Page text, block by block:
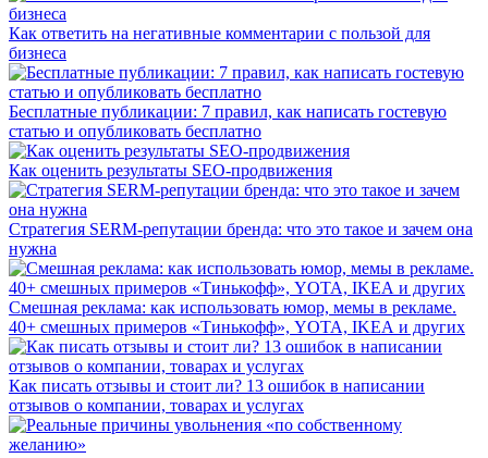
Как ответить на негативные комментарии с пользой для
бизнеса
Бесплатные публикации: 7 правил, как написать гостевую
статью и опубликовать бесплатно
Как оценить результаты SEO-продвижения
Стратегия SERM-репутации бренда: что это такое и зачем она
нужна
Смешная реклама: как использовать юмор, мемы в рекламе.
40+ смешных примеров «Тинькофф», YOTA, IKEA и других
Как писать отзывы и стоит ли? 13 ошибок в написании
отзывов о компании, товарах и услугах